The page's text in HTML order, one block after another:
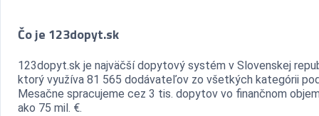
Čo je 123dopyt.sk
123dopyt.sk je najväčší dopytový systém v Slovenskej
ktorý využíva 81 565 dodávateľov zo všetkých kategórii
Mesačne spracujeme cez 3 tis. dopytov vo finančnom
ako 75 mil. €.